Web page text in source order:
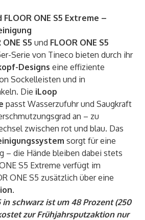
FLOOR ONE S5 Extreme –
ONE S5 und FLOOR ONE S5
Serie von Tineco bieten durch ihr
Designs eine effiziente
Sockelleisten und in
Die iLoop
passt Wasserzufuhr und Saugkraft
an – zu
zwischen rot und blau. Das
sorgt für eine
– die Hände bleiben dabei stets
S5 Extreme verfügt im
ONE S5 zusätzlich über eine
.
in schwarz ist um 48 Prozent (250
zur Frühjahrsputzaktion nur